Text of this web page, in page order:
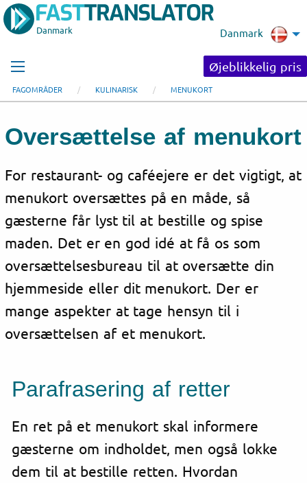
Danmark Danmark
Øjeblikkelig pris
FAGOMRÅDER KULINARISK MENUKORT
Oversættelse af menukort
For restaurant- og caféejere er det vigtigt, at
menukort oversættes på en måde, så
gæsterne får lyst til at bestille og spise
maden. Det er en god idé at få os som
oversættelsesbureau til at oversætte din
hjemmeside eller dit menukort. Der er
mange aspekter at tage hensyn til i
oversættelsen af et menukort.
Parafrasering af retter
En ret på et menukort skal informere
gæsterne om indholdet, men også lokke
dem til at bestille retten. Hvordan